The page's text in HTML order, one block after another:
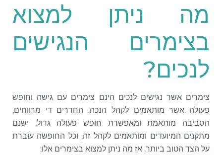
מה ניתן למצוא
בצימרים הנגישים
לנכים?
צימרים אשר נגישים לנכים הינם צימרים עם גישה וחופש
פעולה אשר מותאמים לקהל הנכה. החדרים די מרווחים,
הסביבה מותאמת ומאפשרת חופש פעולה גדול, ישנם
מתקנים המיועדים ומותאמים לקהל זה, וכל החופשה עוברת
על הצד הטוב ביותר. אז מה ניתן למצוא בצימרים אלו: